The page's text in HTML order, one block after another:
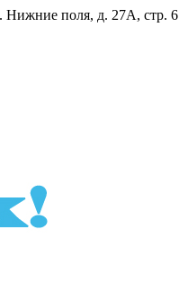
Нижние поля, д. 27А, стр. 6